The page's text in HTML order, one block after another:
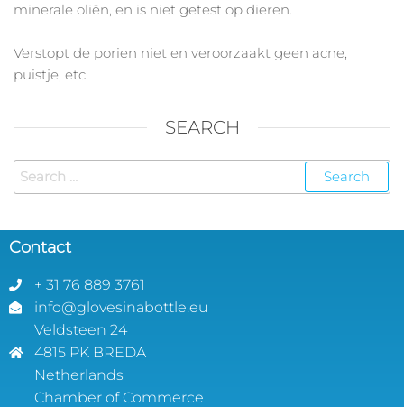
minerale oliën, en is niet getest op dieren.
Verstopt de porien niet en veroorzaakt geen acne,
puistje, etc.
SEARCH
Contact
+ 31 76 889 3761
info@glovesinabottle.eu
Veldsteen 24
4815 PK BREDA
Netherlands
Chamber of Commerce